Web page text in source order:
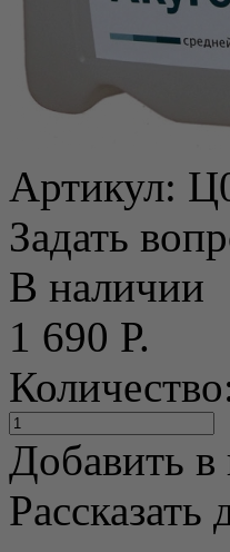
Артикул:
Задать
В наличии
1 690 Р.
Добавить в
Рассказать